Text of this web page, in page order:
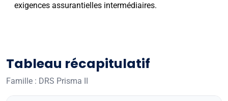
exigences assurantielles intermédiaires.
Tableau récapitulatif
Famille : DRS Prisma II